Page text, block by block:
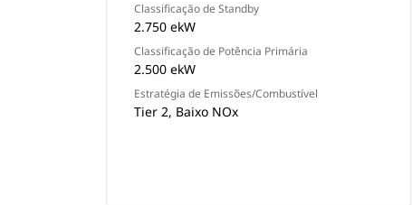
Classificação de Standby
2.750 ekW
Classificação de Potência Primária
2.500 ekW
Estratégia de Emissões/Combustível
Tier 2, Baixo NOx